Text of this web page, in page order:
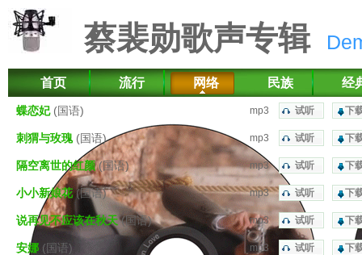
蔡裴勋歌声专辑
首页 流行 网络 民族 经
蝶恋妃(国语)
刺猬与玫瑰(国语)
隔空离世的红颜(国语)
小小新娘花(国语)
说再见不应该在秋天(国语)
安娜 (国语)
下
下
下
下
下
下
mp3 试听
mp3 试听
mp3 试听
mp3 试听
mp3 试听
mp3 试听